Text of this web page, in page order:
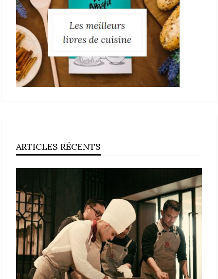
ARTICLES RÉCENTS